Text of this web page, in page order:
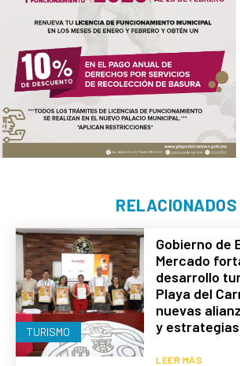
RELACIONADOS
TURISMO
Gobierno de
Mercado
desarrollo
Playa del
nuevas
y
LEER MÁS